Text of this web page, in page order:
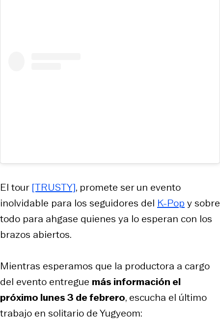
El tour [TRUSTY], promete ser un evento
inolvidable para los seguidores del K-Pop y sobre
todo para ahgase quienes ya lo esperan con los
brazos abiertos.
Mientras esperamos que la productora a cargo
del evento entregue más información el
próximo lunes 3 de febrero, escucha el último
trabajo en solitario de Yugyeom: